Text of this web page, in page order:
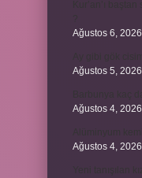
Ağustos 6, 2026
Ağustos 5, 2026
Ağustos 4, 2026
Ağustos 4, 2026